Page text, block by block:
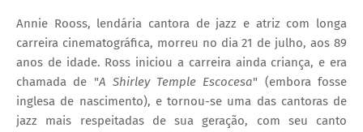
Annie Rooss, lendária cantora de jazz e atriz com longa
carreira cinematográfica, morreu no dia 21 de julho, aos 89
anos de idade. Ross iniciou a carreira ainda criança, e era
chamada de "A Shirley Temple Escocesa" (embora fosse
inglesa de nascimento), e tornou-se uma das cantoras de
jazz mais respeitadas de sua geração, com seu canto